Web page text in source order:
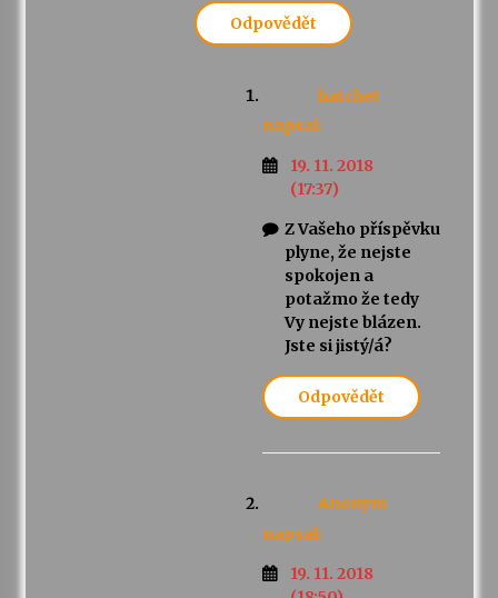
Odpovědět
hatchet
napsal:
19. 11. 2018
(17:37)
Z Vašeho příspěvku
plyne, že nejste
spokojen a
potažmo že tedy
Vy nejste blázen.
Jste si jistý/á?
Odpovědět
Anonym
napsal:
19. 11. 2018